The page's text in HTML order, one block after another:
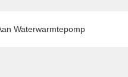
Waterwarmtepomp